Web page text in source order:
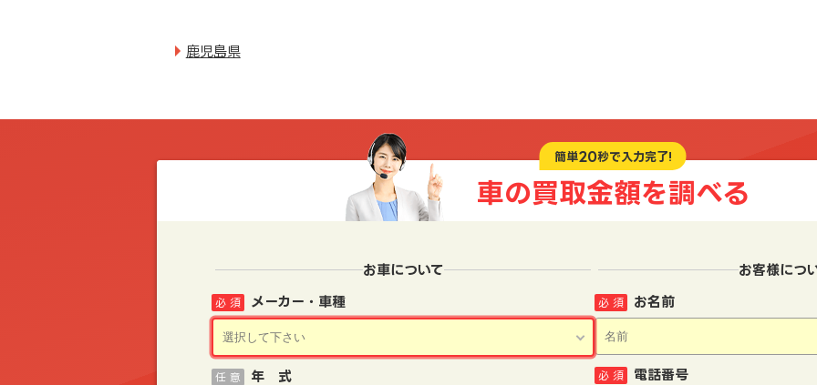
鹿児島県
簡単20秒で入力完了!
車の買取金額を調べる
お車について
メーカー・車種
必 須
年 式
任 意
お客様につ
お名前
必 須
電話番号
必 須